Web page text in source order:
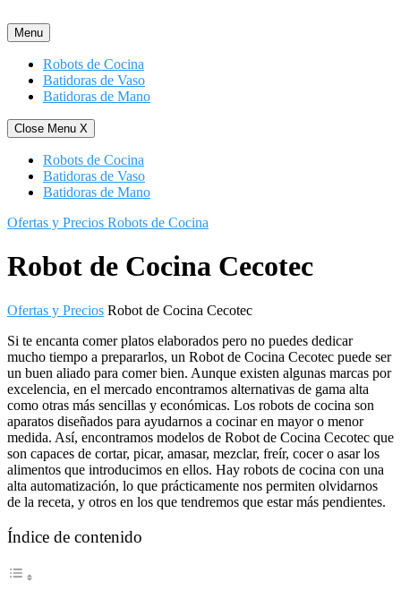
al
contenido
Menu
Robots de Cocina
Batidoras de Vaso
Batidoras de Mano
Close Menu X
Robots de Cocina
Batidoras de Vaso
Batidoras de Mano
Ofertas y Precios Robots de Cocina
Robot de Cocina Cecotec
Ofertas y Precios Robot de Cocina Cecotec
Si te encanta comer platos elaborados pero no puedes dedicar
mucho tiempo a prepararlos, un Robot de Cocina Cecotec puede ser
un buen aliado para comer bien. Aunque existen algunas marcas por
excelencia, en el mercado encontramos alternativas de gama alta
como otras más sencillas y económicas. Los robots de cocina son
aparatos diseñados para ayudarnos a cocinar en mayor o menor
medida. Así, encontramos modelos de Robot de Cocina Cecotec que
son capaces de cortar, picar, amasar, mezclar, freír, cocer o asar los
alimentos que introducimos en ellos. Hay robots de cocina con una
alta automatización, lo que prácticamente nos permiten olvidarnos
de la receta, y otros en los que tendremos que estar más pendientes.
Índice de contenido